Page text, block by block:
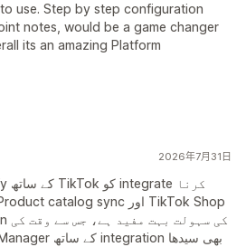
use. Step by step configuration
notes, would be a game changer
its an amazing Platform
2026年7月31日